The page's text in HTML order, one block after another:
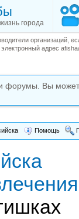
города
организаций,
адрес
форумы. Вы
Помощь